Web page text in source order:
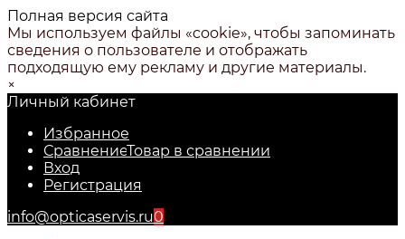
Полная версия сайта
Мы используем файлы «cookie», чтобы запоминать
сведения о пользователе и отображать
подходящую ему рекламу и другие материалы.
×
Личный кабинет
Избранное
СравнениеТовар в сравнении
Вход
Регистрация
info@opticaservis.ru0